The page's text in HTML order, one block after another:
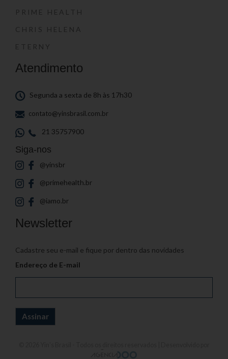
PRIME HEALTH
CHRIS HELENA
ETERNY
Atendimento
Segunda a sexta de 8h às 17h30
contato@yinsbrasil.com.br
21 35757900
Siga-nos
@yinsbr
@primehealth.br
@iamo.br
Newsletter
Cadastre seu e-mail e fique por dentro das novidades
Endereço de E-mail